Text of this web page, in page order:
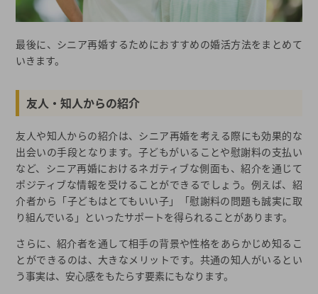
最後に、シニア再婚するためにおすすめの婚活方法をまとめて
いきます。
友人・知人からの紹介
友人や知人からの紹介は、シニア再婚を考える際にも効果的な
出会いの手段となります。子どもがいることや慰謝料の支払い
など、シニア再婚におけるネガティブな側面も、紹介を通じて
ポジティブな情報を受けることができるでしょう。例えば、紹
介者から「子どもはとてもいい子」「慰謝料の問題も誠実に取
り組んでいる」といったサポートを得られることがあります。
さらに、紹介者を通して相手の背景や性格をあらかじめ知るこ
とができるのは、大きなメリットです。共通の知人がいるとい
う事実は、安心感をもたらす要素にもなります。